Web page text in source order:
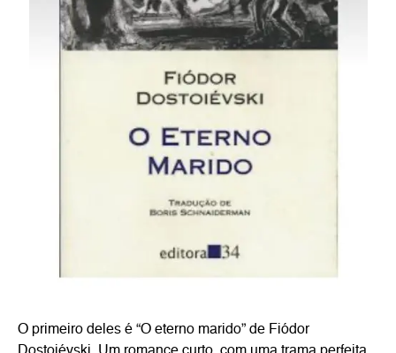
O primeiro deles é “O eterno marido” de Fiódor